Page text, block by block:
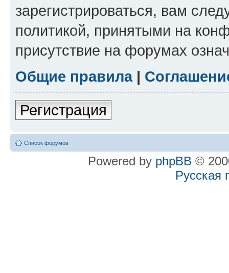
зарегистрироваться, вам
политикой, принятыми на
присутствие на форумах
Общие правила|
Регистрация
Список форумов
Powered by phpBB ©
Русская